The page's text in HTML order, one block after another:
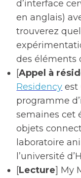
d’interface
en anglais)
trouverez
des éléments
[Appel à
Residency est
programme
semaines cet
objets
laboratoire
l’université
[Lecture] My